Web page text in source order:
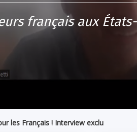
français aux États-
les Français ! Interview exclu